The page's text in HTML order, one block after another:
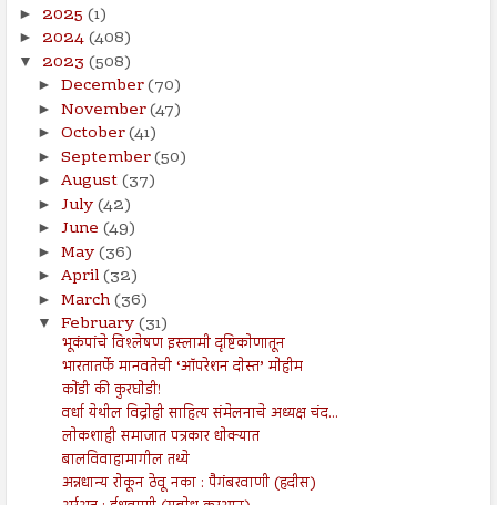
► 2025 (1)
► 2024(408)
▼ 2023 (508)
► December(70)
► November(47)
► October(41)
► September(50)
► August(37)
► July(42)
► June (49)
► May(36)
► April(32)
► March(36)
▼ February(31)
भूकंपांचे विश्लेषण इस्लामी दृष्टिकोणातून
भारतातर्फे मानवतेची ‘ऑपरेशन दोस्त’ मोहीम
कोंडी की कुरघोडी!
वर्धा येथील विद्रोही साहित्य संमेलनाचे अध्यक्ष चंद...
लोकशाही समाजात पत्रकार धोक्यात
बालविवाहामागील तथ्ये
अन्नधान्य रोकून ठेवू नका : पैगंबरवाणी (हदीस)